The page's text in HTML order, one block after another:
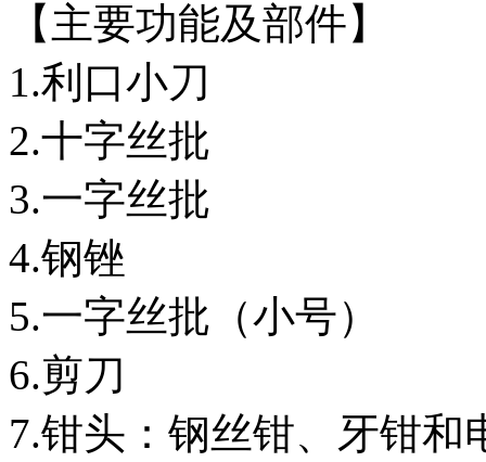
【主要功能及部件】
1.利口小刀
2.十字丝批
3.一字丝批
4.钢锉
5.一字丝批（小号）
6.剪刀
7.钳头：钢丝钳、牙钳和